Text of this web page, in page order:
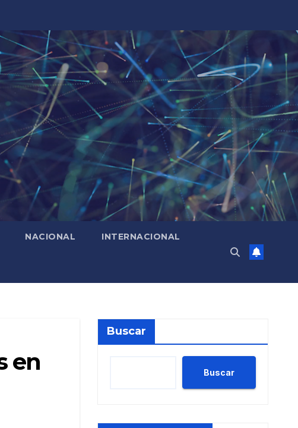
NACIONAL INTERNACIONAL
en
Buscar
Buscar